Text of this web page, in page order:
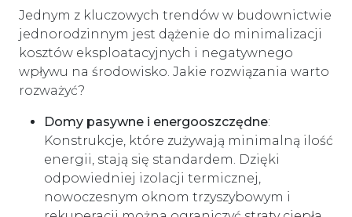
Jednym z kluczowych trendów w budownictwie
jednorodzinnym jest dążenie do minimalizacji
kosztów eksploatacyjnych i negatywnego
wpływu na środowisko. Jakie rozwiązania warto
rozważyć?
Domy pasywne i energooszczędne:
Konstrukcje, które zużywają minimalną ilość
energii, stają się standardem. Dzięki
odpowiedniej izolacji termicznej,
nowoczesnym oknom trzyszybowym i